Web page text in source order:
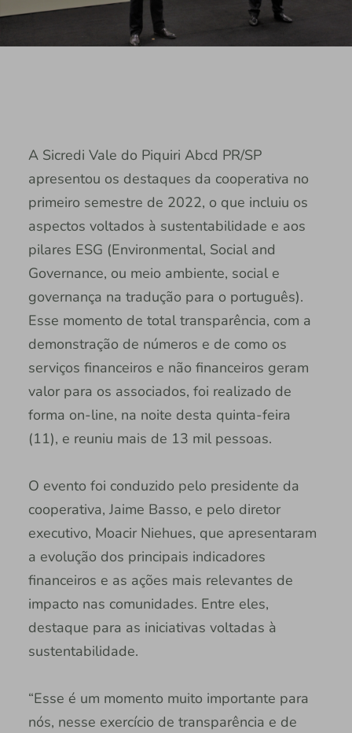
A Sicredi Vale do Piquiri Abcd PR/SP
apresentou os destaques da cooperativa no
primeiro semestre de 2022, o que incluiu os
aspectos voltados à sustentabilidade e aos
pilares ESG (Environmental, Social and
Governance, ou meio ambiente, social e
governança na tradução para o português).
Esse momento de total transparência, com a
demonstração de números e de como os
serviços financeiros e não financeiros geram
valor para os associados, foi realizado de
forma on-line, na noite desta quinta-feira
(11), e reuniu mais de 13 mil pessoas.
O evento foi conduzido pelo presidente da
cooperativa, Jaime Basso, e pelo diretor
executivo, Moacir Niehues, que apresentaram
a evolução dos principais indicadores
financeiros e as ações mais relevantes de
impacto nas comunidades. Entre eles,
destaque para as iniciativas voltadas à
sustentabilidade.
“Esse é um momento muito importante para
nós, nesse exercício de transparência e de